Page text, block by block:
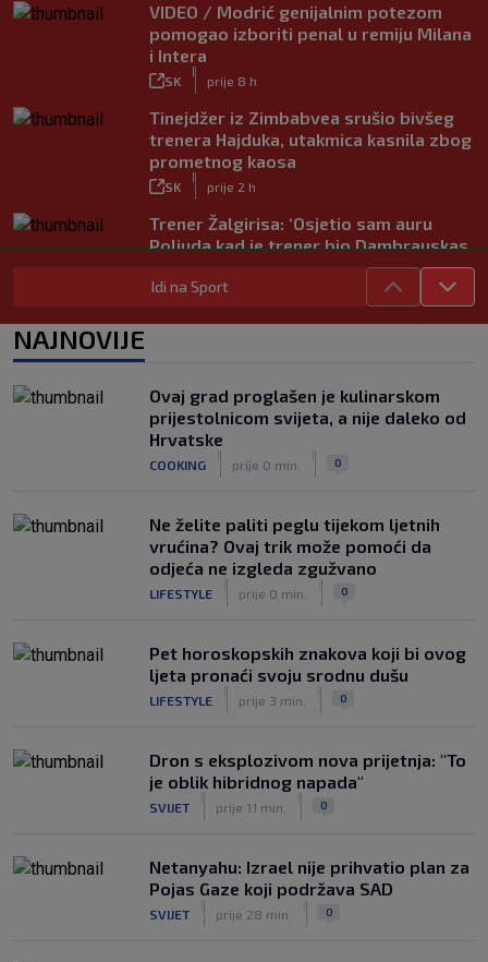
VIDEO / Modrić genijalnim potezom
pomogao izboriti penal u remiju Milana
i Intera
SK prije 8 h
Tinejdžer iz Zimbabvea srušio bivšeg
trenera Hajduka, utakmica kasnila zbog
prometnog kaosa
SK prije 2 h
Trener Žalgirisa: ‘Osjetio sam auru
Poljuda kad je trener bio Dambrauskas.
Hajduk danas igra nestabilno’
SK
|
prije 4 h
Vatreni u Cityju sve bolji: ‘Kovačić
SK prije 4 h
Luis Figo žestoko prozvao Infantina:
‘Najniže, najlopovskije i kukavički
sebično ponašanje. Mora otići!’
Idi na Sport
NAJNOVIJE
Ovaj grad proglašen je kulinarskom
prijestolnicom svijeta, a nije daleko od
Hrvatske
COOKING prije 0 min. 0
Ne želite paliti peglu tijekom ljetnih
vrućina? Ovaj trik može pomoći da
odjeća ne izgleda zgužvano
LIFESTYLE prije 0 min. 0
Pet horoskopskih znakova koji bi ovog
ljeta pronaći svoju srodnu dušu
LIFESTYLE prije 3 min. 0
Dron s eksplozivom nova prijetnja: "To
je oblik hibridnog napada"
SVIJET prije 11 min. 0
Netanyahu: Izrael nije prihvatio plan za
Pojas Gaze koji podržava SAD
SVIJET prije 28 min. 0